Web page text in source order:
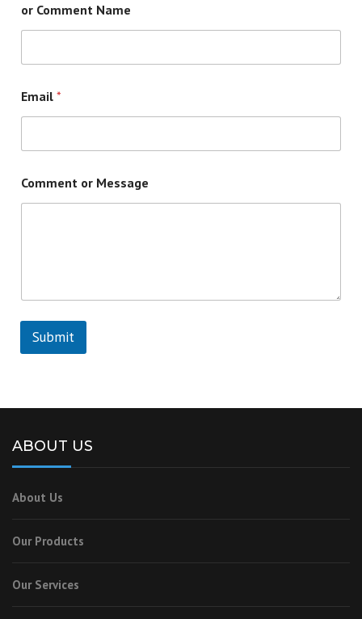
or Comment Name
Email *
Comment or Message
Submit
ABOUT US
About Us
Our Products
Our Services